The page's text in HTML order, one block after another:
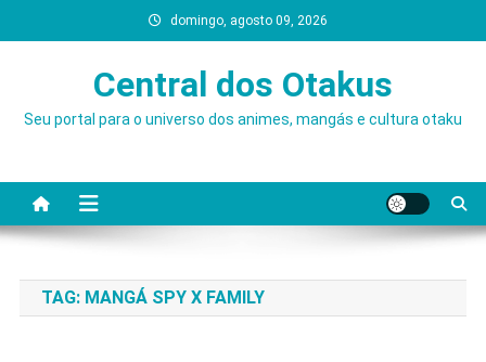
to
domingo, agosto 09, 2026
Central dos Otakus
Seu portal para o universo dos animes, mangás e cultura otaku
TAG: MANGÁ SPY X FAMILY